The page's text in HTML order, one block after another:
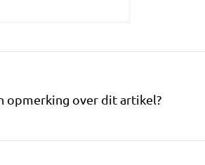
opmerking over dit artikel?